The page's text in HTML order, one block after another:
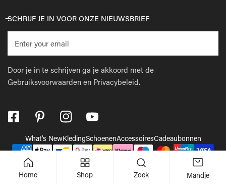
SCHRIJF JE IN VOOR ONZE NIEUWSBRIEF
mail
Door je in te schrijven ga je akkoord met de
Gebruiksvoorwaarden en Privacybeleid.
© 2026, Powered by Shopify
What's NewKledingSchoenenAccessoiresCadeaubonnen
Betaalmethodes
Home Shop Zoek Mandje